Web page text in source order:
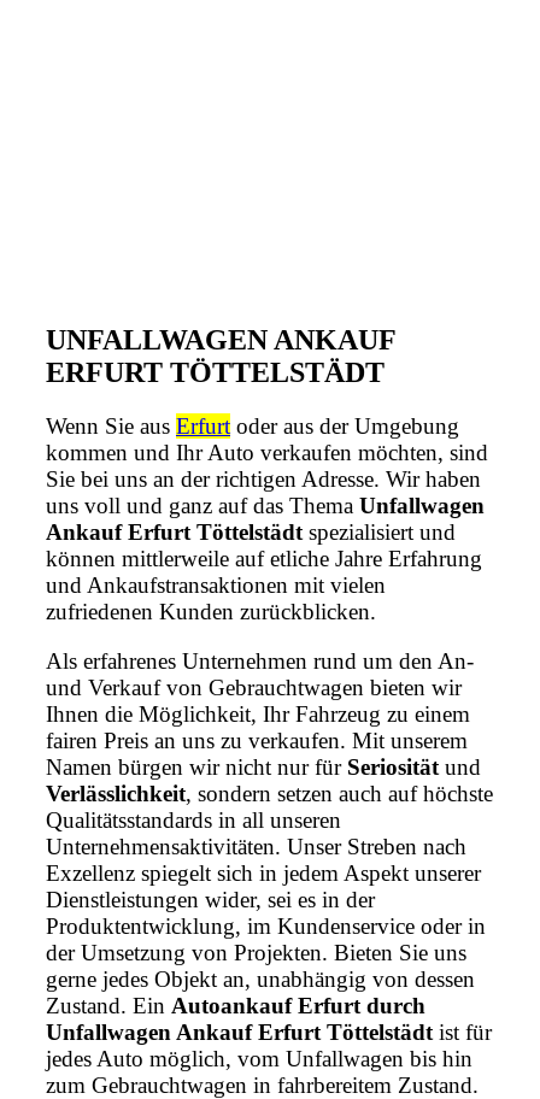
UNFALLWAGEN ANKAUF
ERFURT TÖTTELSTÄDT
Wenn Sie aus Erfurt oder aus der Umgebung
kommen und Ihr Auto verkaufen möchten, sind
Sie bei uns an der richtigen Adresse. Wir haben
uns voll und ganz auf das Thema Unfallwagen
Ankauf Erfurt Töttelstädt spezialisiert und
können mittlerweile auf etliche Jahre Erfahrung
und Ankaufstransaktionen mit vielen
zufriedenen Kunden zurückblicken.
Als erfahrenes Unternehmen rund um den An-
und Verkauf von Gebrauchtwagen bieten wir
Ihnen die Möglichkeit, Ihr Fahrzeug zu einem
fairen Preis an uns zu verkaufen. Mit unserem
Namen bürgen wir nicht nur für Seriosität und
Verlässlichkeit, sondern setzen auch auf höchste
Qualitätsstandards in all unseren
Unternehmensaktivitäten. Unser Streben nach
Exzellenz spiegelt sich in jedem Aspekt unserer
Dienstleistungen wider, sei es in der
Produktentwicklung, im Kundenservice oder in
der Umsetzung von Projekten. Bieten Sie uns
gerne jedes Objekt an, unabhängig von dessen
Zustand. Ein Autoankauf Erfurt durch
Unfallwagen Ankauf Erfurt Töttelstädt ist für
jedes Auto möglich, vom Unfallwagen bis hin
zum Gebrauchtwagen in fahrbereitem Zustand.